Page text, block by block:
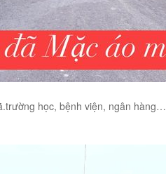
học, bệnh viện, ngân hàng…